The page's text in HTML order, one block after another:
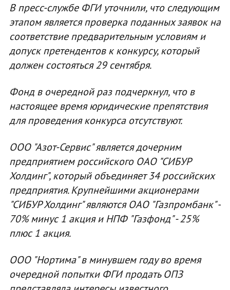
В пресс-службе ФГИ уточнили, что следующим
этапом является проверка поданных заявок на
соответствие предварительным условиям и
допуск претендентов к конкурсу, который
должен состояться 29 сентября.
Фонд в очередной раз подчеркнул, что в
настоящее время юридические препятствия
для проведения конкурса отсутствуют.
ООО "Азот-Сервис" является дочерним
предприятием российского ОАО "СИБУР
Холдинг", который объединяет 34 российских
предприятия. Крупнейшими акционерами
"СИБУР Холдинг" являются ОАО "Газпромбанк" -
70% минус 1 акция и НПФ "Газфонд" - 25%
плюс 1 акция.
ООО "Нортима" в минувшем году во время
очередной попытки ФГИ продать ОПЗ